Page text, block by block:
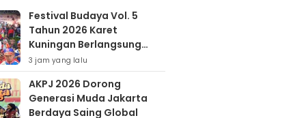
Festival Budaya Vol. 5
Tahun 2026 Karet
Kuningan Berlangsung
Meriah
3 jam yang lalu
AKPJ 2026 Dorong
Generasi Muda Jakarta
Berdaya Saing Global